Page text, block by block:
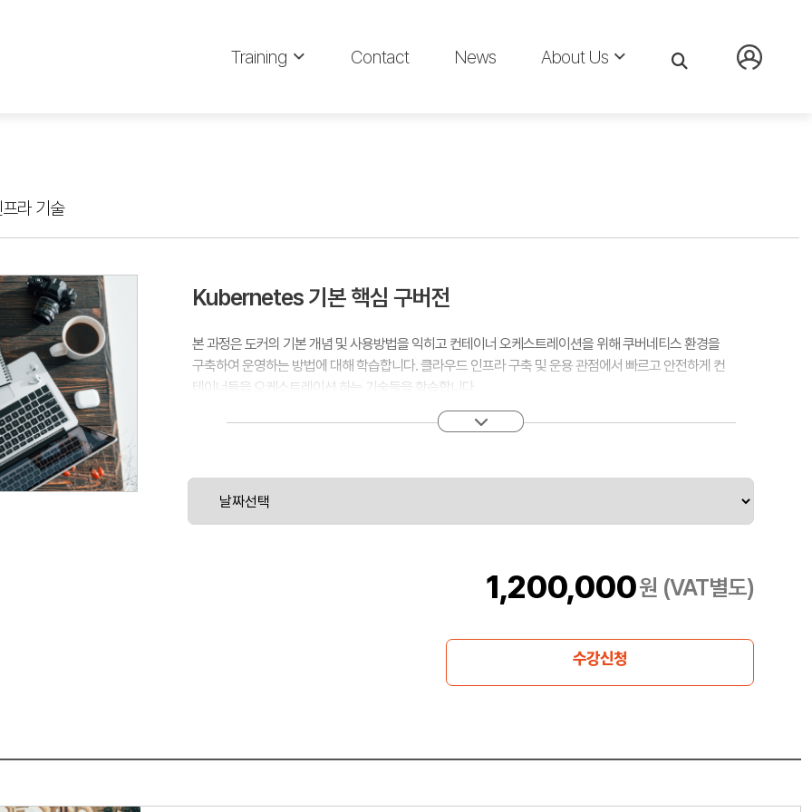
Training Contact News About Us
라 기술
Kubernetes 기본 핵심 구버전
본 과정은 도커의 기본 개념 및 사용방법을 익히고 컨테이너 오케스트레이션을 위해 쿠버네티스 환경을
구축하여 운영하는 방법에 대해 학습합니다. 클라우드 인프라 구축 및 운용 관점에서 빠르고 안전하게 컨
테이너들을 오케스트레이션 하는 기술들을 학습합니다.
1,200,000원 (VAT별도)
수강신청